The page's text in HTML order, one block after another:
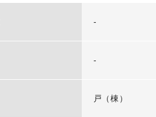
-
-
戸（棟）